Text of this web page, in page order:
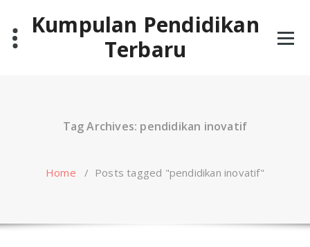
contentKumpulan Pendidikan
Terbaru
Tag Archives: pendidikan inovatif
Home / Posts tagged "pendidikan inovatif"